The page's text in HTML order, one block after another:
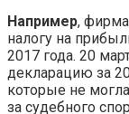
Например,
налогу на
2017 года. 20
декларацию за
которые не
за судебного